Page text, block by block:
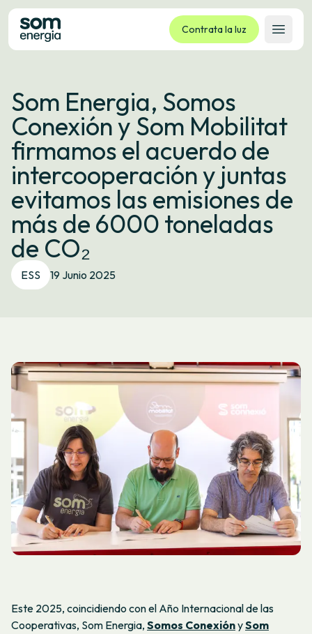
Contrata la luz
Abrir
Tarifas
Servicios
Empresas
La cooperativa
Contacto
Trámites
Oficina virtual
Idioma: ES CA
Som Energia, Somos
Conexión y Som Mobilitat
firmamos el acuerdo de
intercooperación y juntas
evitamos las emisiones de
más de 6000 toneladas
de CO₂
ESS 19 Junio 2025
Este 2025, coincidiendo con el Año Internacional de las
Cooperativas, Som Energia, Somos ConexiónySom